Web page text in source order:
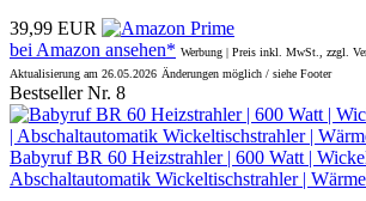
39,99 EUR
bei Amazon ansehen* Werbung | Preis inkl. MwSt., zzgl.
Aktualisierung am 26.05.2026 Änderungen möglich / siehe Footer
Bestseller Nr. 8
Babyruf BR 60 Heizstrahler | 600 Watt |
Abschaltautomatik Wickeltischstrahler |